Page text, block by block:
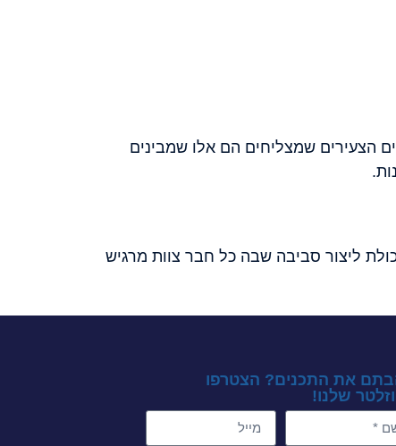
הצעירים שמצליחים הם אלו שמבינים
ליצור סביבה שבה כל חבר צוות מרגיש
את התכנים? הצטרפו
שלנו!